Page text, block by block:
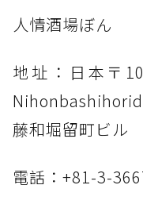
人情酒場ぼん
地址：日本〒
藤和堀留町ビル
電話：+81-3-